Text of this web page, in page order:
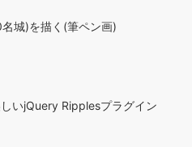
城)を描く(筆ペン画)
いjQuery Ripplesプラグイン